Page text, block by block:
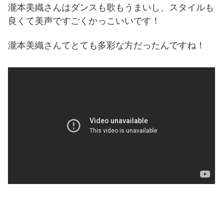
瀧本美織さんはダンスも歌もうまいし、スタイルも
良くて美声ですごくかっこいいです！
瀧本美織さんてとても多彩な方だったんですね！